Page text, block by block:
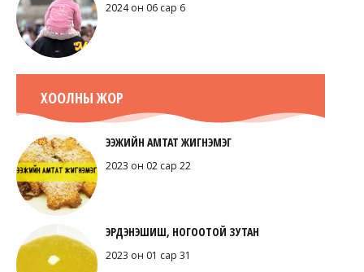
2024 он 06 сар 6
ХООЛНЫ ЖОР
ЭЭЖИЙН АМТАТ ЖИГНЭМЭГ
2023 он 02 сар 22
ЭРДЭНЭШИШ, НОГООТОЙ ЗУТАН
2023 он 01 сар 31